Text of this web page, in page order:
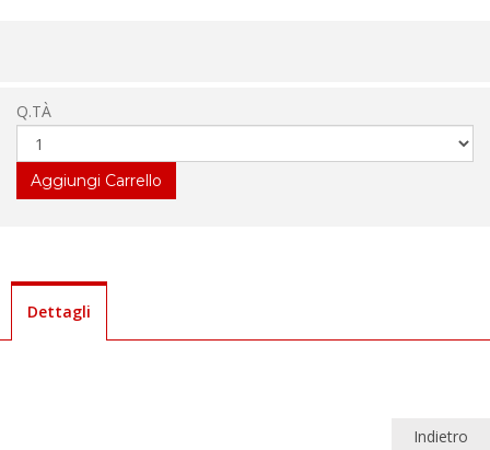
Q.TÀ
Dettagli
Indietro